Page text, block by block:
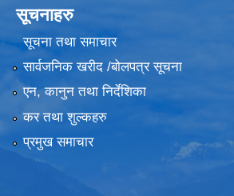
सूचनाहरु
सूचना तथा समाचार
सार्वजनिक खरीद /बोलपत्र सूचना
एन, कानुन तथा निर्देशिका
कर तथा शुल्कहरु
प्रमुख समाचार